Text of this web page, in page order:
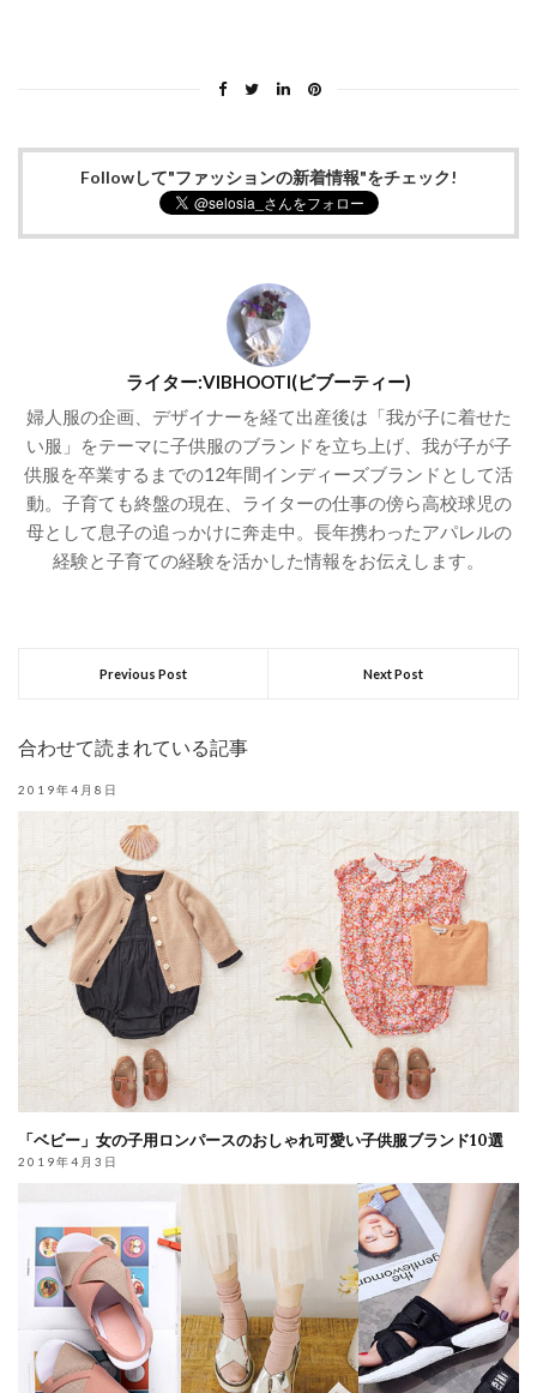
Followして"ファッションの新着情報"をチェック!
ライター:VIBHOOTI(ビブーティー)
婦人服の企画、デザイナーを経て出産後は「我が子に着せた
い服」をテーマに子供服のブランドを立ち上げ、我が子が子
供服を卒業するまでの12年間インディーズブランドとして活
動。子育ても終盤の現在、ライターの仕事の傍ら高校球児の
母として息子の追っかけに奔走中。長年携わったアパレルの
経験と子育ての経験を活かした情報をお伝えします。
Previous Post Next Post
合わせて読まれている記事
2019年4月8日
「ベビー」女の子用ロンパースのおしゃれ可愛い子供服ブランド10選
2019年4月3日